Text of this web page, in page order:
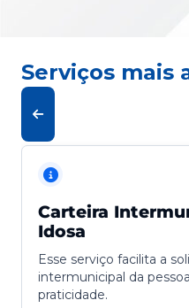
Serviços mais
Carteira
Idosa
Esse serviço facilita a
intermunicipal da
praticidade.